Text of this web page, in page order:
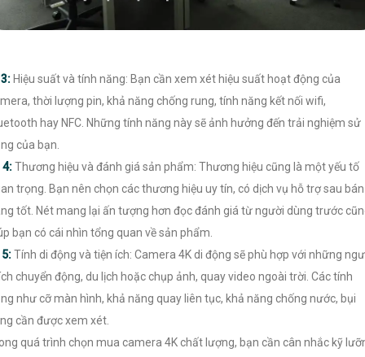
3: Hiệu suất và tính năng: Bạn cần xem xét hiệu suất hoạt động của
thời lượng pin, khả năng chống rung, tính năng kết nối wifi,
hay NFC. Những tính năng này sẽ ảnh hưởng đến trải nghiệm sử
của bạn.
4:Thương hiệu và đánh giá sản phẩm: Thương hiệu cũng là một yếu tố
trọng. Bạn nên chọn các thương hiệu uy tín, có dịch vụ hỗ trợ sau bán
tốt. Nét mang lại ấn tượng hơn đọc đánh giá từ người dùng trước
bạn có cái nhìn tổng quan về sản phẩm.
5:Tính di động và tiện ích: Camera 4K di động sẽ phù hợp với những
chuyển động, du lịch hoặc chụp ảnh, quay video ngoài trời. Các tính
như cỡ màn hình, khả năng quay liên tục, khả năng chống nước, bụi
cần được xem xét.
quá trình chọn mua camera 4K chất lượng, bạn cần cân nhắc kỹ